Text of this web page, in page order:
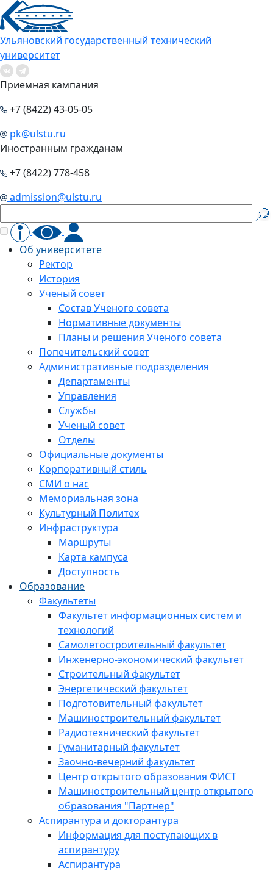
Ульяновский государственный технический
университет
Приемная кампания
+7 (8422) 43-05-05
pk@ulstu.ru
Иностранным гражданам
+7 (8422) 778-458
admission@ulstu.ru
Об университете
Ректор
История
Ученый совет
Состав Ученого совета
Нормативные документы
Планы и решения Ученого совета
Попечительский совет
Административные подразделения
Департаменты
Управления
Службы
Ученый совет
Отделы
Официальные документы
Корпоративный стиль
СМИ о нас
Мемориальная зона
Культурный Политех
Инфраструктура
Маршруты
Карта кампуса
Доступность
Образование
Факультеты
Факультет информационных систем и
технологий
Самолетостроительный факультет
Инженерно-экономический факультет
Строительный факультет
Энергетический факультет
Подготовительный факультет
Машиностроительный факультет
Радиотехнический факультет
Гуманитарный факультет
Заочно-вечерний факультет
Центр открытого образования ФИСТ
Машиностроительный центр открытого
образования "Партнер"
Аспирантура и докторантура
Информация для поступающих в
аспирантуру
Аспирантура